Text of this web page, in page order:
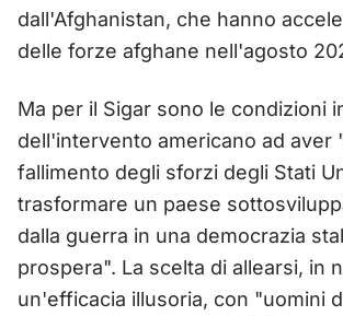
dall'Afghanistan, che hanno
delle forze afghane nell'agosto
Ma per il Sigar sono le condizioni
dell'intervento americano ad aver
fallimento degli sforzi degli Stati
trasformare un paese
dalla guerra in una democrazia
prospera". La scelta di allearsi, in
un'efficacia illusoria, con "uomini